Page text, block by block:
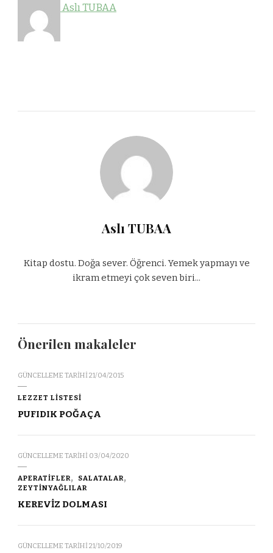
Aslı TUBAA
Aslı TUBAA
Kitap dostu. Doğa sever. Öğrenci. Yemek yapmayı ve
ikram etmeyi çok seven biri...
Önerilen makaleler
GÜNCELLEME TARIHI21/04/2015
LEZZET LİSTESİ
PUFIDIK POĞAÇA
GÜNCELLEME TARIHI 03/04/2020
APERATİFLER
SALATALAR
ZEYTİNYAĞLILAR
KEREVİZ DOLMASI
GÜNCELLEME TARIHI21/10/2019